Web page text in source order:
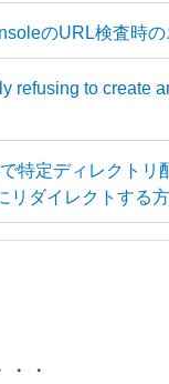
のURL検査時
refusing to create
特定ディレクトリ
リダイレクトする
・